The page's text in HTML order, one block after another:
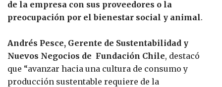
de la empresa con sus proveedores o la
preocupación por el bienestar social y animal.
Andrés Pesce, Gerente de Sustentabilidad y
Nuevos Negocios de Fundación Chile, destacó
que “avanzar hacia una cultura de consumo y
producción sustentable requiere de la